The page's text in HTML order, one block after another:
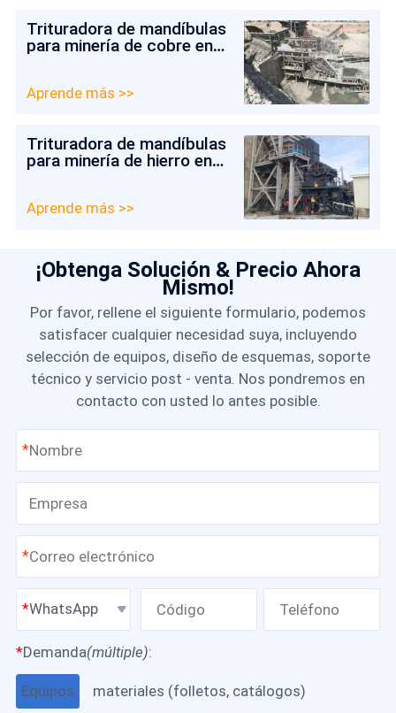
Trituradora de mandíbulas
para minería de cobre en
Aprende más >>
Trituradora de mandíbulas
para minería de hierro en
Aprende más >>
¡Obtenga Solución & Precio Ahora
Mismo!
Por favor, rellene el siguiente formulario, podemos
satisfacer cualquier necesidad suya, incluyendo
selección de equipos, diseño de esquemas, soporte
técnico y servicio post - venta. Nos pondremos en
contacto con usted lo antes posible.
*
*
WhatsApp
*Demanda(múltiple):
Equipos materiales (folletos, catálogos)